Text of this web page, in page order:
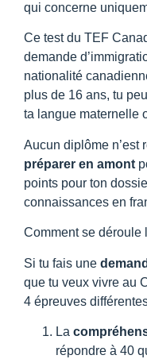
qui concerne
Ce test du TEF
demande
nationalité
plus de 16 ans, tu
ta langue maternelle
Aucun diplôme n’est
préparer en amont
points pour ton
connaissances en
Comment se déroule
Si tu fais une
que tu veux vivre au
4 épreuves
La
répondre à 40